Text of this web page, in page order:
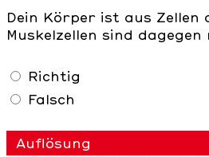
Dein Körper ist aus Zellen
Muskelzellen sind
Richtig
Falsch
Auflösung